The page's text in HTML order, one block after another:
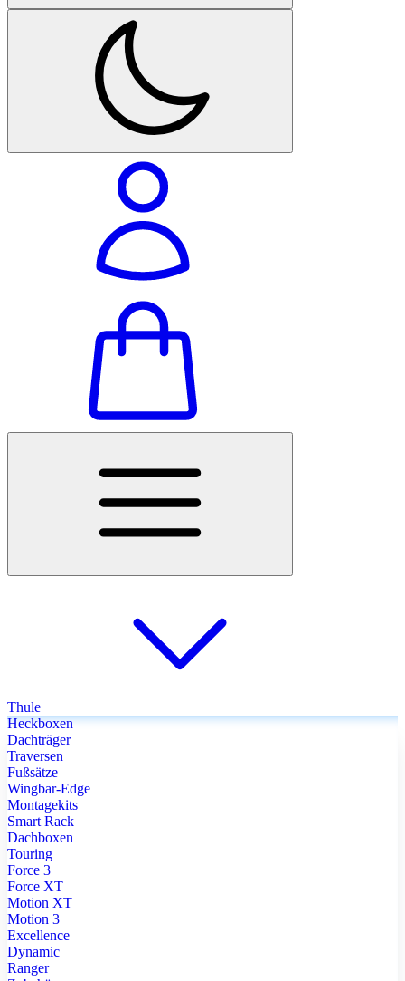
Thule
Heckboxen
Dachträger
Traversen
Fußsätze
Wingbar-Edge
Montagekits
Smart Rack
Dachboxen
Touring
Force 3
Force XT
Motion XT
Motion 3
Excellence
Dynamic
Ranger